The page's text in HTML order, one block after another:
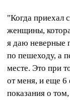
"Когда приехал
женщины,
я даю неверные
по пешеходу, а
месте. Это при
от меня, и еще 6
показания о